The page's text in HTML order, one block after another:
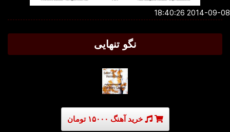
2014-09-08
نگو تنهایی
خرید آهنگ ۱۵۰۰۰ تومان